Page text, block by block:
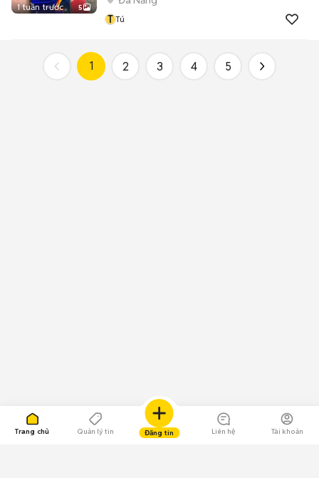
Trang chủ Quản lý tin Đăng tin Liên hệ Tài khoản
1 tuần trước 5
T Tú
1 2 3 4 5